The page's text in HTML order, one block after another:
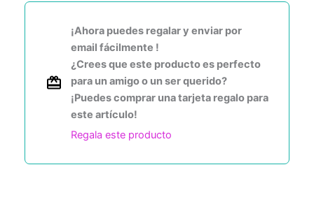
¡Ahora puedes regalar y enviar por
email fácilmente !
¿Crees que este producto es perfecto
para un amigo o un ser querido?
¡Puedes comprar una tarjeta regalo para
este artículo!
Regala este producto